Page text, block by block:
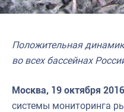
Положительная
во всех бассейнах
Москва, 19 октября
системы мониторинга